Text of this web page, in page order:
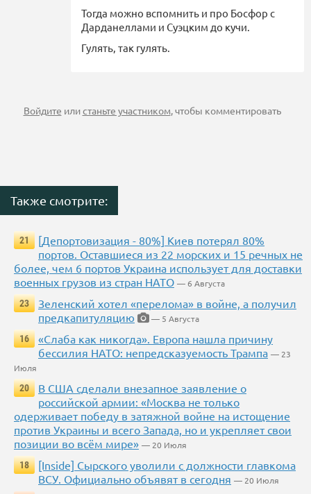
Тогда можно вспомнить и про Босфор с
Дарданеллами и Суэцким до кучи.
Гулять, так гулять.
Войдите илистаньте участником, чтобы комментировать
Также смотрите:
21
[Депортовизация - 80%] Киев потерял 80%
портов. Оставшиеся из 22 морских и 15 речных не
более, чем 6 портов Украина использует для доставки
военных грузов из стран НАТО — 6 Августа
23
Зеленский хотел «перелома» в войне, а получил
предкапитуляцию
— 5 Августа
16
«Слаба как никогда». Европа нашла причину
бессилия НАТО: непредсказуемость Трампа — 23
Июля
20
В США сделали внезапное заявление о
российской армии: «Москва не только
одерживает победу в затяжной войне на истощение
против Украины и всего Запада, но и укрепляет свои
позиции во всём мире» — 20 Июля
18
[Inside] Сырского уволили с должности главкома
ВСУ. Официально объявят в сегодня — 20 Июля